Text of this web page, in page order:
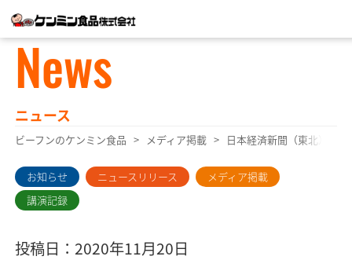
News
ニュース
ビーフンのケンミン食品 メディア掲載 日本経済新聞（東北）に
お知らせ ニュースリリース
メディア掲載
講演記録
投稿日：2020年11月20日